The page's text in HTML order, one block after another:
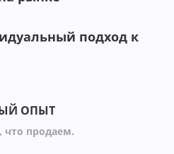
подход к
ОПЫТ
продаем.